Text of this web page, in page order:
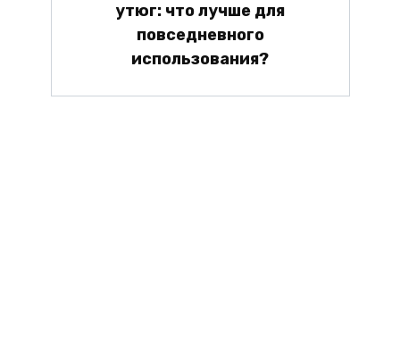
утюг: что лучше для
повседневного
использования?